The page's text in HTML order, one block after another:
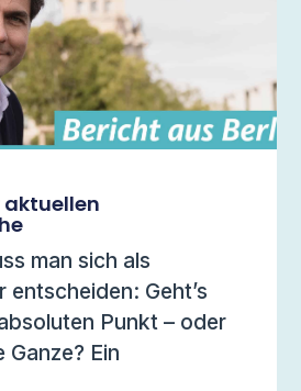
aktuellen
man sich als
Geht’s
Punkt – oder
Ein